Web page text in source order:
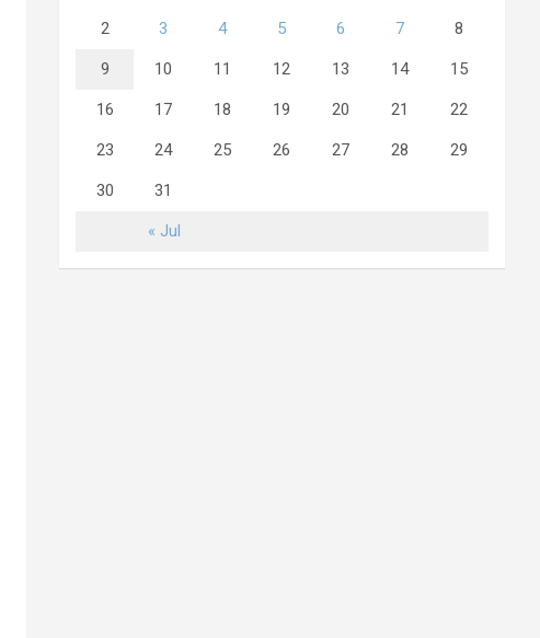
« Jul
2 3 4 5 6 7 8
9 10 11 12 13 14 15
16 17 18 19 20 21 22
23 24 25 26 27 28 29
30 31